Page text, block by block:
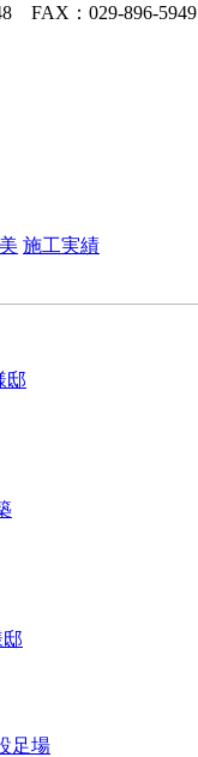
FAX：029-896-5949
施工実績
邸
足場